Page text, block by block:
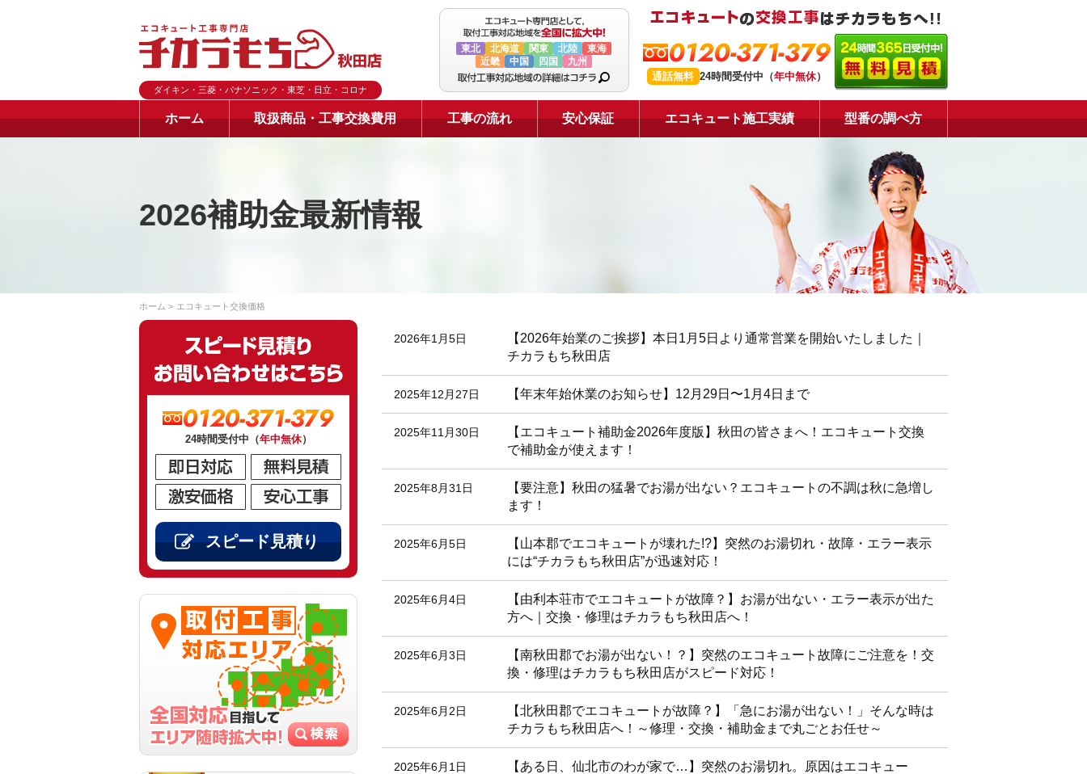
ダイキン・三菱・パナソニック・東芝・日立・コロナ
東北 北海道 関東 北陸
東海
近畿
中国 四国 九州 0120-371-379
通話無料 24時間受付中（年中無休）
ホーム 取扱商品・工事交換費用 工事の流れ 安心保証 エコキュート施工実績 型番の調べ方
2026補助金最新情報
ホーム エコキュート交換価格
2026年1月5日
【2026年始業のご挨拶】本日1月5日より通常営業を開始いたしました｜
チカラもち秋田店
2025年12月27日 【年末年始休業のお知らせ】12月29日〜1月4日まで
2025年11月30日
【エコキュート補助金2026年度版】秋田の皆さまへ！エコキュート交換
で補助金が使えます！
2025年8月31日
【要注意】秋田の猛暑でお湯が出ない？エコキュートの不調は秋に急増し
ます！
2025年6月5日
【山本郡でエコキュートが壊れた!?】突然のお湯切れ・故障・エラー表示
には“チカラもち秋田店”が迅速対応！
2025年6月4日
【由利本荘市でエコキュートが故障？】お湯が出ない・エラー表示が出た
方へ｜交換・修理はチカラもち秋田店へ！
2025年6月3日
【南秋田郡でお湯が出ない！？】突然のエコキュート故障にご注意を！交
換・修理はチカラもち秋田店がスピード対応！
2025年6月2日
【北秋田郡でエコキュートが故障？】「急にお湯が出ない！」そんな時は
チカラもち秋田店へ！～修理・交換・補助金まで丸ごとお任せ～
2025年6月1日
【ある日、仙北市のわが家で…】突然のお湯切れ。原因はエコキュー
0120-371-379
24時間受付中（年中無休）
スピード見積り